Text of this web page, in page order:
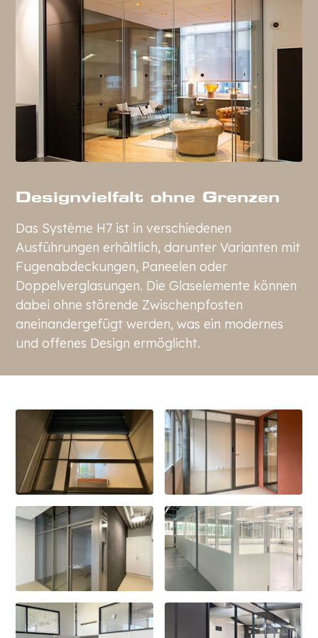
Designvielfalt ohne Grenzen
Das Système H7 ist in verschiedenen
Ausführungen erhältlich, darunter Varianten mit
Fugenabdeckungen, Paneelen oder
Doppelverglasungen. Die Glaselemente können
dabei ohne störende Zwischenpfosten
aneinandergefügt werden, was ein modernes
und offenes Design ermöglicht.